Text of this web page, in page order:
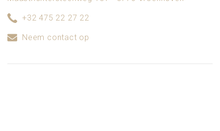
+32 475 22 27 22
Neem contact op